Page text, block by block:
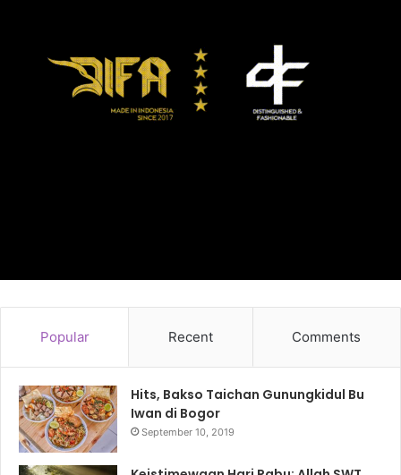
Popular Recent Comments
Hits, Bakso Taichan Gunungkidul Bu
Iwan di Bogor
September 10, 2019